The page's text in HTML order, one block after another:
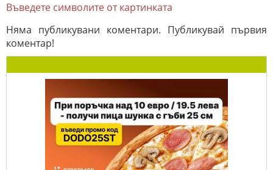
Въведете символите от картинката
Няма публикувани коментари. Публикувай първия
коментар!